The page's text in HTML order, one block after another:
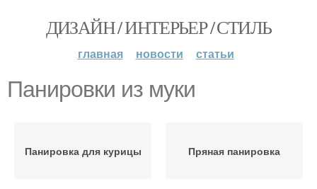
ДИЗАЙН / ИНТЕРЬЕР / СТИЛЬ
главная новости статьи
Панировки из муки
Панировка для курицы Пряная панировка